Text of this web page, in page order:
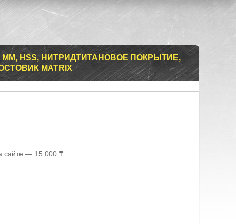
ММ, HSS, НИТРИДТИТАНОВОЕ ПОКРЫТИЕ,
MATRIX
сайте — 15 000 ₸